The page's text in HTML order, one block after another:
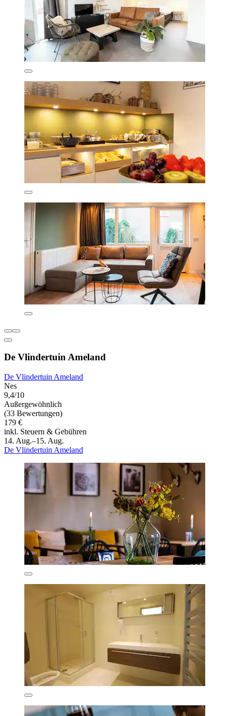
De Vlindertuin Ameland
De Vlindertuin Ameland
Nes
9,4/10
Außergewöhnlich
(33 Bewertungen)
179 €
inkl. Steuern & Gebühren
14. Aug.–15. Aug.
De Vlindertuin Ameland